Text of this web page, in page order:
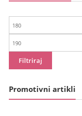
Min
cijena
Maks
cijena
Filtriraj
Promotivni artikli